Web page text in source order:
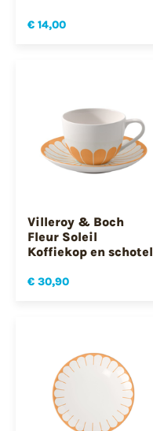
€ 14,00
Villeroy & Boch
Fleur Soleil
Koffiekop en schotel
€ 30,90